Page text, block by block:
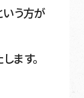
いう方が
ます。